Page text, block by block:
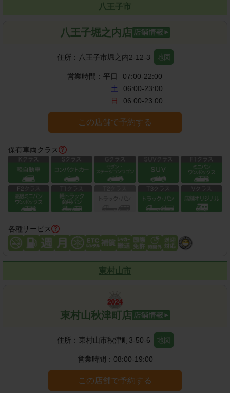
八王子市
八王子堀之内店
住所： 八王子市堀之内2-12-3 地図
営業時間： 平日
07:00-22:00
土
06:00-23:00
日
06:00-23:00
この店舗で予約する
保有車両クラス
各種サービス
東村山市
東村山秋津町店
住所： 東村山市秋津町3-50-6 地図
営業時間： 08:00-19:00
この店舗で予約する